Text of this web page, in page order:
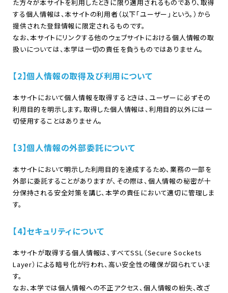
た方々が本サイトを利用したときに限り適用されるものであり、取得
する個人情報は、本サイトの利用者（以下「ユーザー」という。）から
提供された登録情報に限定されるものです。
なお、本サイトにリンクする他のウェブサイトにおける個人情報の取
扱いについては、本学は一切の責任を負うものではありません。
【2】個人情報の取得及び利用について
本サイトにおいて個人情報を取得するときは、ユーザーに必ずその
利用目的を明示します。取得した個人情報は、利用目的以外には一
切使用することはありません。
【3】個人情報の外部委託について
本サイトにおいて明示した利用目的を達成するため、業務の一部を
外部に委託することがありますが、その際は、個人情報の秘密が十
分保持される安全対策を講じ、本学の責任において適切に管理しま
す。
【4】セキュリティについて
本サイトが取得する個人情報は、すべてSSL（Secure Sockets
Layer）による暗号化が行われ、高い安全性の確保が図られていま
す。
なお、本学では個人情報への不正アクセス、個人情報の紛失、改ざ